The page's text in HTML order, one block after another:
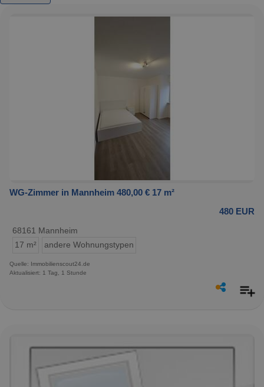
WG-Zimmer in Mannheim 480,00 € 17 m²
480 EUR
68161 Mannheim
17 m²
andere Wohnungstypen
Quelle: Immobilienscout24.de
Aktualisiert: 1 Tag, 1 Stunde